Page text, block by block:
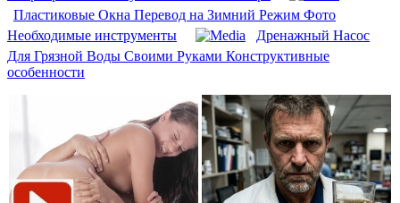
Пластиковые Окна Перевод на Зимний Режим Фото
Необходимые инструменты
Дренажный Насос
Для Грязной Воды Своими Руками Конструктивные
особенности